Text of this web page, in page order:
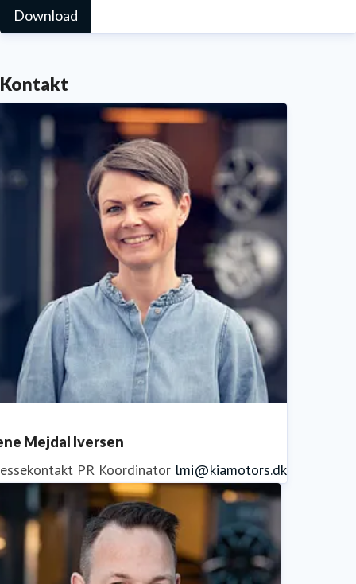
Download
Kontakt
Mejdal Iversen
PR Koordinator lmi@kiamotors.dk